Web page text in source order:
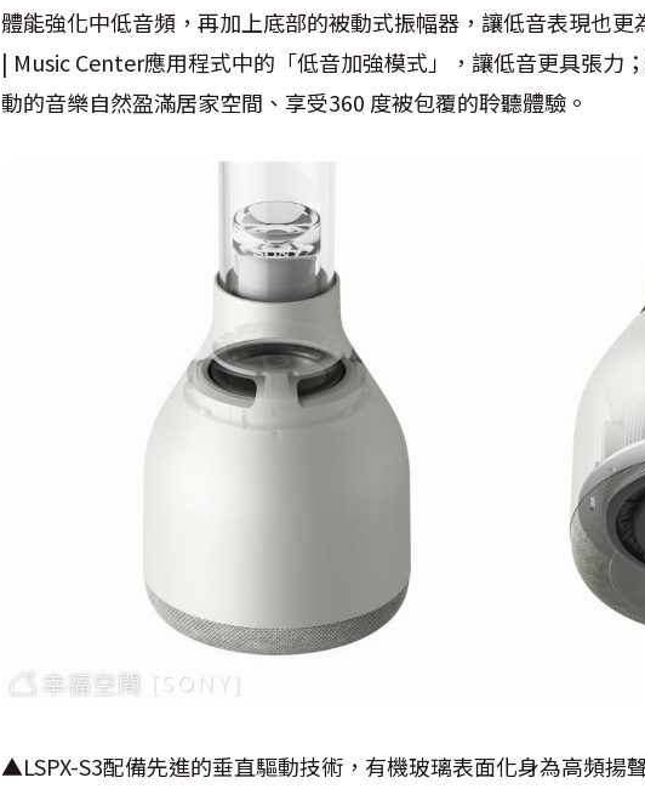
體能強化中低音頻，再加上底部的被動式振幅器，讓低音表現也
| Music Center應用程式中的「低音加強模式」，讓低音更具張力
動的音樂自然盈滿居家空間、享受360 度被包覆的聆聽體驗。
▲LSPX-S3配備先進的垂直驅動技術，有機玻璃表面化身為高頻揚